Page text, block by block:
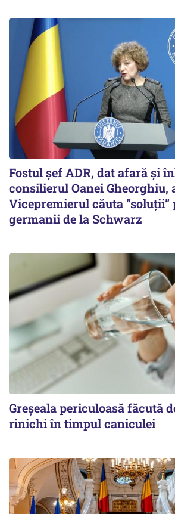
Fostul șef ADR, dat afară și
consilierul Oanei Gheorghiu,
Vicepremierul căuta ”soluții”
germanii de la Schwarz
Greșeala periculoasă făcută
rinichi în timpul caniculei